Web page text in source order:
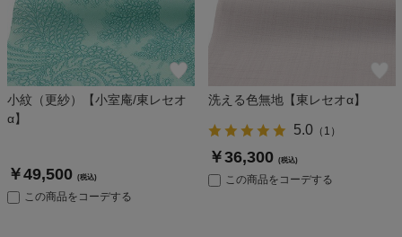
小紋（更紗）【小室庵/東レセオ
α】
￥49,500 (税込)
この商品をコーデする
洗える色無地【東レセオα】
5.0（ 1 ）
￥36,300 (税込)
この商品をコーデする